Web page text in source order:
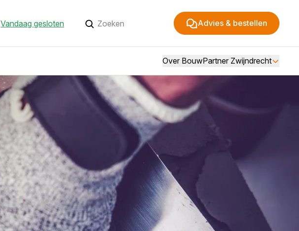
Vandaag gesloten Advies & bestellen
Over BouwPartner Zwijndrecht